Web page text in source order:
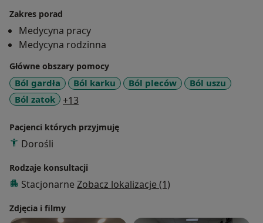
zakresu medycyny pracy.
Na podstawie badań wydawane są orzeczenia dla
celów sanitarno-epidemiologicznych.
Przeprowadzane są również badania kierowców (kat.
A i B tylko amatorzy, nie zawodowi kierowcy). Osoby
cierpiące na choroby oczu, padaczkę uprzednio muszą
lekarzy uprawnionych do wykonywania badań
kierowców.
Doktor Katarzyna Dragan-Kapitan to specjalista
medycyny rodzinnej II stopnia z niektórymi
uprawnieniami z zakresu medycyny pracy.
Zakres porad
Medycyna pracy
Medycyna rodzinna
Główne obszary pomocy
Ból gardła Ból karku Ból pleców
Ból uszu
Ból zatok
+13
Pacjenci których przyjmuję
Dorośli
Rodzaje konsultacji
Stacjonarne Zobacz lokalizacje (1)
Zdjęcia i filmy